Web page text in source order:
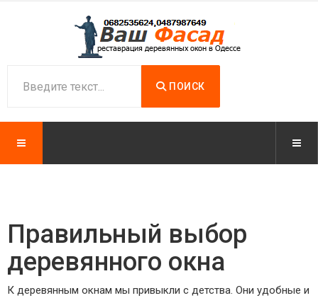
ПОИСК
Правильный выбор
деревянного окна
К деревянным окнам мы привыкли с детства. Они удобные и